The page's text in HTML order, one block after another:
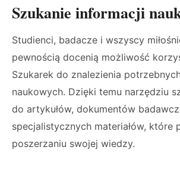
Szukanie informacji
Studienci, badacze i wszyscy
pewnością docenią możliwość
Szukarek do znalezienia
naukowych. Dzięki temu narzędziu
do artykułów, dokumentów
specjalistycznych materiałów, które
poszerzaniu swojej wiedzy.